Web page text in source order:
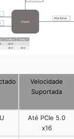
Velocidade
Suportada
Até PCIe 5.0
x16